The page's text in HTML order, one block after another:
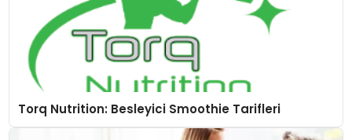
Torq Nutrition: Besleyici Smoothie Tarifleri